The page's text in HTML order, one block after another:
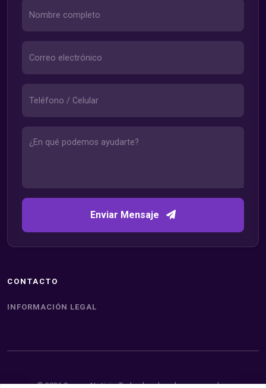
Enviar Mensaje
CONTACTO
INFORMACIÓN LEGAL
© 2026 Somos Noticia. Todos los derechos reservados.